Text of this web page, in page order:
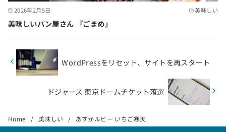
2026年2月5日 美味しい
美味しいパン屋さん 『ごまめ』
WordPressをリセット、サイトを再スタート
ドジャース 東京ドームチケット落選
Home 美味しい
あすかルビー いちご寒天